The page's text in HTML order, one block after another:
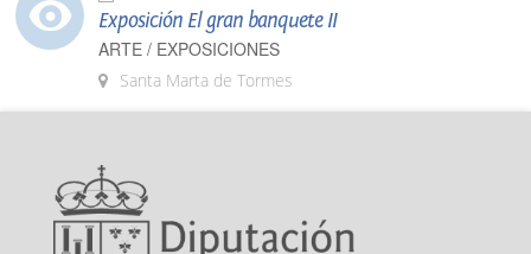
Exposición El gran banquete II
ARTE / EXPOSICIONES
Santa Marta de Tormes